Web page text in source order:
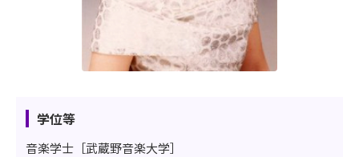
学位等
音楽学士［武蔵野音楽大学］